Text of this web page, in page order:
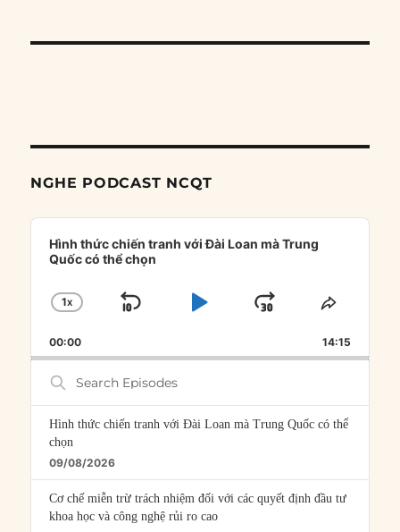
NGHE PODCAST NCQT
Audio
Player
Hình thức chiến tranh với Đài Loan mà Trung
Quốc có thể chọn
CHANGE
RATE
1X
SKIP
PLAYJUMP
FORWARD
SHARE
00:00 14:15
Search
Episodes
Hình thức chiến tranh với Đài Loan mà Trung Quốc có thể
chọn
09/08/2026
Cơ chế miễn trừ trách nhiệm đối với các quyết định đầu tư
khoa học và công nghệ rủi ro cao